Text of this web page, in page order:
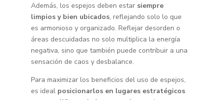
Además, los espejos deben estar siempre
limpios y bien ubicados, reflejando solo lo que
es armonioso y organizado. Reflejar desorden o
áreas descuidadas no solo multiplica la energía
negativa, sino que también puede contribuir a una
sensación de caos y desbalance.
Para maximizar los beneficios del uso de espejos,
es ideal posicionarlos en lugares estratégicos